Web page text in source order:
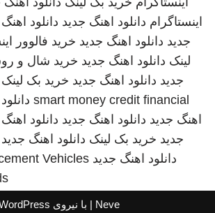
اینستاگرام دانلود اهنگ جدید دانلود
جدید دانلود اهنگ جدید خرید فالوور
لینک دانلود اهنگ جدید خرید شال و
جدید دانلود اهنگ جدید خرید بک لینک
smart money credit financial
اهنگ جدید دانلود اهنگ جدید دانلود
جدید خرید بک لینک دانلود اهنگ جدید
دانلود اهنگ جدید Vehicles
Neve | با نیروی